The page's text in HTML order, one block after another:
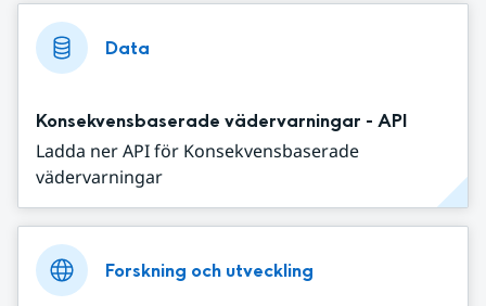
Data
Konsekvensbaserade vädervarningar - API
Ladda ner API för Konsekvensbaserade
vädervarningar
Forskning och utveckling